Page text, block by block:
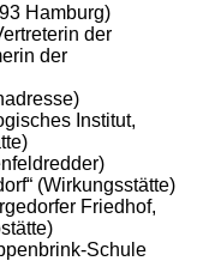
Hamburg)
der
der
Institut,
(Wirkungsstätte)
Friedhof,
Schule